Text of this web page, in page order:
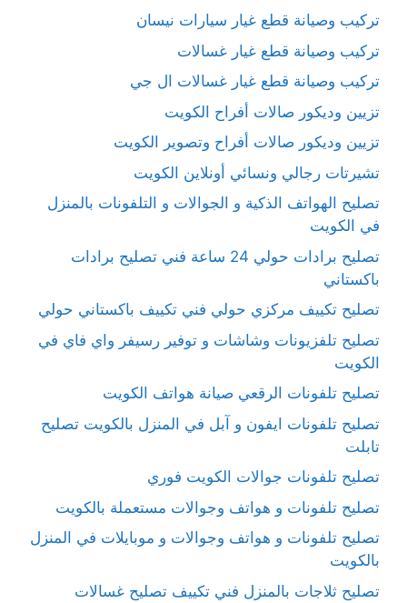
تركيب وصيانة قطع غيار سيارات نيسان
تركيب وصيانة قطع غيار غسالات
تركيب وصيانة قطع غيار غسالات ال جي
تزيين وديكور صالات أفراح الكويت
تزيين وديكور صالات أفراح وتصوير الكويت
تشيرتات رجالي ونسائي أونلاين الكويت
تصليح الهواتف الذكية و الجوالات و التلفونات بالمنزل
في الكويت
تصليح برادات حولي 24 ساعة فني تصليح برادات
باكستاني
تصليح تكييف مركزي حولي فني تكييف باكستاني حولي
تصليح تلفزيونات وشاشات و توفير رسيفر واي فاي في
الكويت
تصليح تلفونات الرقعي صيانة هواتف الكويت
تصليح تلفونات ايفون و آبل في المنزل بالكويت تصليح
تابلت
تصليح تلفونات جوالات الكويت فوري
تصليح تلفونات و هواتف وجوالات مستعملة بالكويت
تصليح تلفونات و هواتف وجوالات و موبايلات في المنزل
بالكويت
تصليح ثلاجات بالمنزل فني تكييف تصليح غسالات